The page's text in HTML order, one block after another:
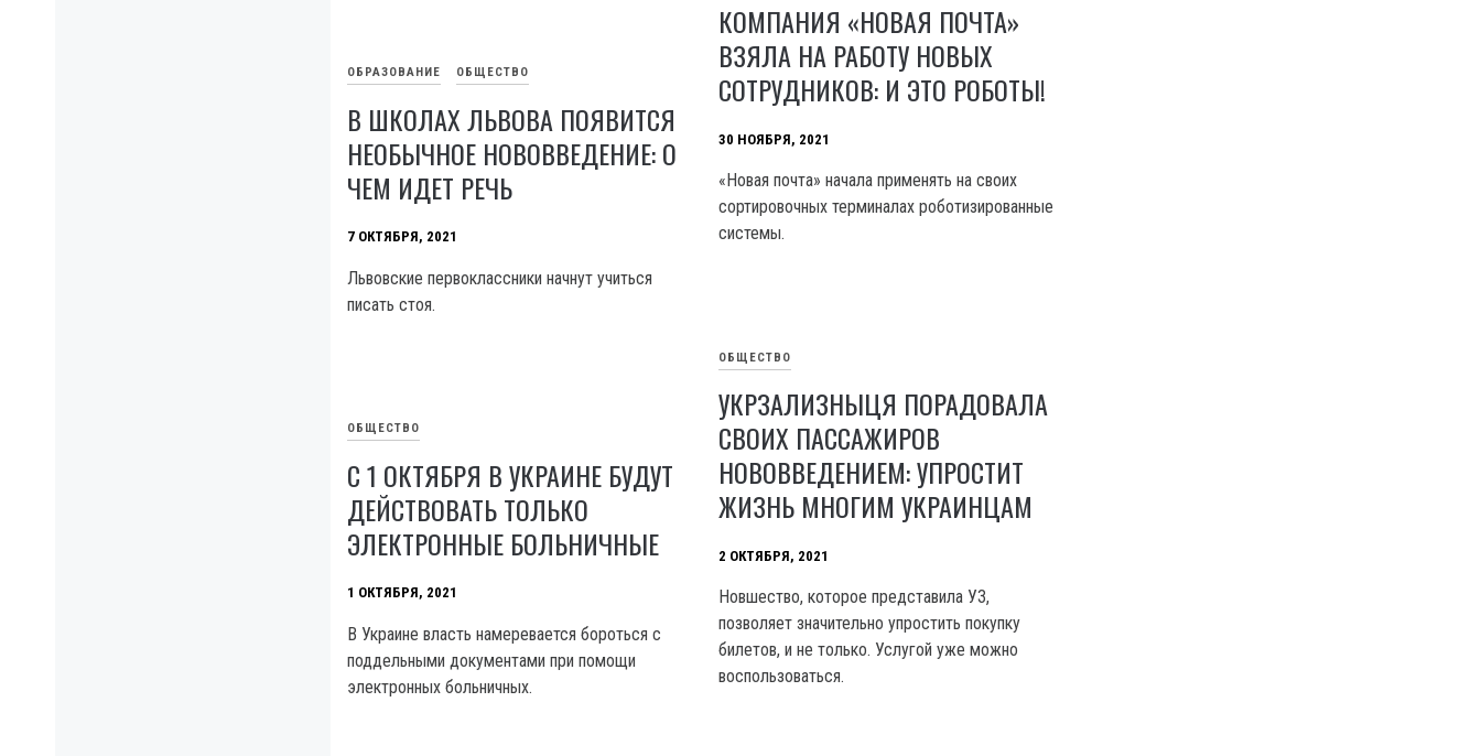
КОМПАНИЯ «НОВАЯ ПОЧТА»
ВЗЯЛА НА РАБОТУ НОВЫХ
СОТРУДНИКОВ: И ЭТО РОБОТЫ!
30 НОЯБРЯ, 2021
«Новая почта» начала применять на своих
сортировочных терминалах роботизированные
системы.
ОБРАЗОВАНИЕ ОБЩЕСТВО
В ШКОЛАХ ЛЬВОВА ПОЯВИТСЯ
НЕОБЫЧНОЕ НОВОВВЕДЕНИЕ: О
ЧЕМ ИДЕТ РЕЧЬ
7 ОКТЯБРЯ, 2021
Львовские первоклассники начнут учиться
писать стоя.
ОБЩЕСТВО
УКРЗАЛИЗНЫЦЯ ПОРАДОВАЛА
СВОИХ ПАССАЖИРОВ
НОВОВВЕДЕНИЕМ: УПРОСТИТ
ЖИЗНЬ МНОГИМ УКРАИНЦАМ
2 ОКТЯБРЯ, 2021
Новшество, которое представила УЗ,
позволяет значительно упростить покупку
билетов, и не только. Услугой уже можно
воспользоваться.
ОБЩЕСТВО
С 1 ОКТЯБРЯ В УКРАИНЕ БУДУТ
ДЕЙСТВОВАТЬ ТОЛЬКО
ЭЛЕКТРОННЫЕ БОЛЬНИЧНЫЕ
1 ОКТЯБРЯ, 2021
В Украине власть намеревается бороться с
поддельными документами при помощи
электронных больничных.